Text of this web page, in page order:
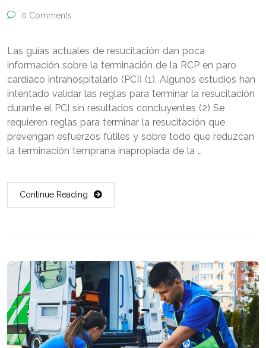
0 Comments
Las guías actuales de resucitación dan poca
información sobre la terminación de la RCP en paro
cardíaco intrahospitalario (PCI) (1). Algunos estudios han
intentado validar las reglas para terminar la resucitación
durante el PCI sin resultados concluyentes (2) Se
requieren reglas para terminar la resucitación que
prevengan esfuerzos fútiles y sobre todo que reduzcan
la terminación temprana inapropiada de la …
Continue Reading